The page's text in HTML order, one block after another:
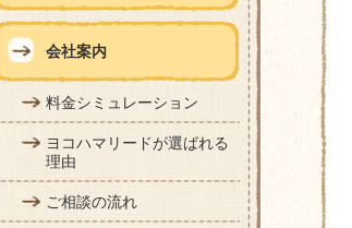
会社案内
料金シミュレーション
ヨコハマリードが選ばれる
理由
ご相談の流れ